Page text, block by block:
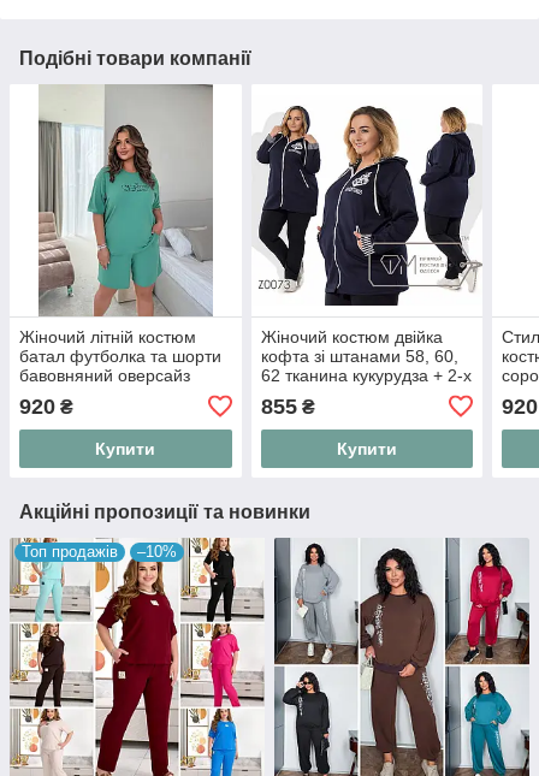
Подібні товари компанії
Жіночий літній костюм
батал футболка та шорти
бавовняний оверсайз
920 ₴
Купити
Жіночий костюм двійка
кофта зі штанами 58, 60,
62 тканина кукурудза + 2-х
855₴
Купити
58
920
Акційні пропозиції та новинки
Топ продажів –10%